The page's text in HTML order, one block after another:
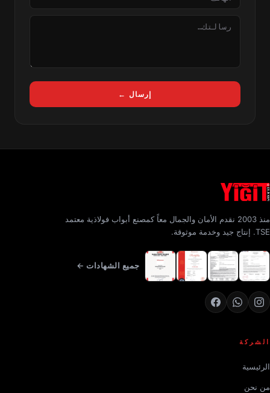
الرسالة
إرسال ←
منذ 2003 نقدم الأمان والجمال معاً كمصنع أبواب فولاذية معتمد
TSE. إنتاج جيد وخدمة موثوقة.
جميع الشهادات ←
الشركة
الرئيسية
من نحن